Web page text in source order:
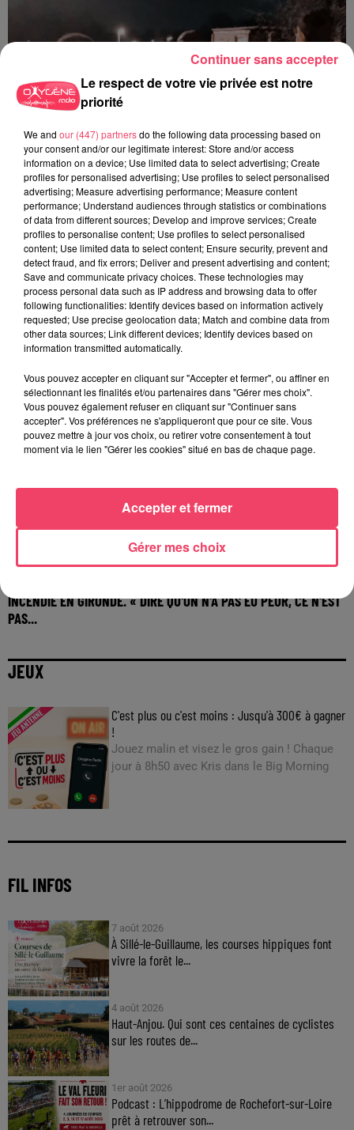
29 juillet 2026
SEGRÉ. ATTAQUE À L'ARME BLANCHE : L'AGRESSEUR INTERPELLÉ,
LE...
INCENDIE EN GIRONDE. « DIRE QU'ON N'A PAS EU PEUR, CE N'EST
PAS...
JEUX
C'est plus ou c'est moins : Jusqu'à 300€ à gagner
!
Jouez malin et visez le gros gain ! Chaque
jour à 8h50 avec Kris dans le Big Morning
FIL INFOS
7 août 2026
À Sillé-le-Guillaume, les courses hippiques font
vivre la forêt le...
4 août 2026
Haut-Anjou. Qui sont ces centaines de cyclistes
sur les routes de...
1er août 2026
Podcast : L’hippodrome de Rochefort-sur-Loire
prêt à retrouver son...
Le respect de votre vie privée est notre
priorité
We and our (447) partnersdo the following data processing based on
your consent and/or our legitimate interest: Store and/or access
information on a device; Use limited data to select advertising; Create
profiles for personalised advertising; Use profiles to select personalised
advertising; Measure advertising performance; Measure content
performance; Understand audiences through statistics or combinations
of data from different sources; Develop and improve services; Create
profiles to personalise content; Use profiles to select personalised
content; Use limited data to select content; Ensure security, prevent and
detect fraud, and fix errors; Deliver and present advertising and content;
Save and communicate privacy choices. These technologies may
process personal data such as IP address and browsing data to offer
following functionalities: Identify devices based on information actively
requested; Use precise geolocation data; Match and combine data from
other data sources; Link different devices; Identify devices based on
information transmitted automatically.
Vous pouvez accepter en cliquant sur "Accepter et fermer", ou affiner en
sélectionnant les finalités et/ou partenaires dans "Gérer mes choix".
Vous pouvez également refuser en cliquant sur "Continuer sans
accepter". Vos préférences ne s'appliqueront que pour ce site. Vous
pouvez mettre à jour vos choix, ou retirer votre consentement à tout
moment via le lien "Gérer les cookies" situé en bas de chaque page.
Gérer mes choix
Accepter et fermer
Continuer sans accepter